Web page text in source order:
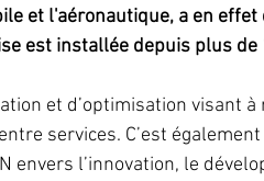
et l'aéronautique, a en effet
est installée depuis plus de
et d’optimisation visant
services. C’est
envers l’innovation, le